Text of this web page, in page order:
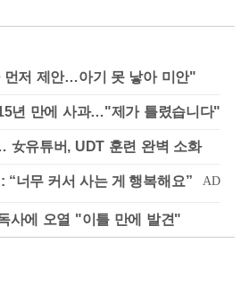
먼저 제안…아기 못 낳아 미안"
년 만에 사과…"제가 틀렸습니다"
女유튜버, UDT 훈련 완벽 소화
사에 오열 "이틀 만에 발견"